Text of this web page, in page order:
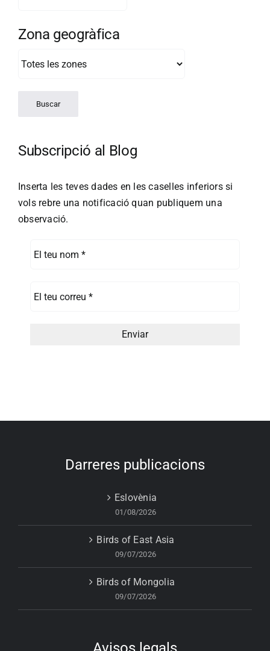
Zona geogràfica
Subscripció al Blog
Inserta les teves dades en les caselles inferiors si
vols rebre una notificació quan publiquem una
observació.
Darreres publicacions
Eslovènia
01/08/2026
Birds of East Asia
09/07/2026
Birds of Mongolia
09/07/2026